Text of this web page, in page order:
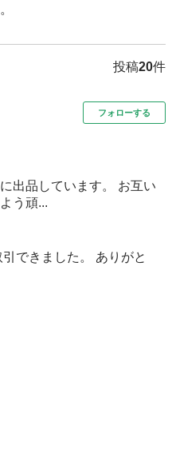
投稿20件
フォローする
出品しています。 お互い
う頑...
できました。 ありがと